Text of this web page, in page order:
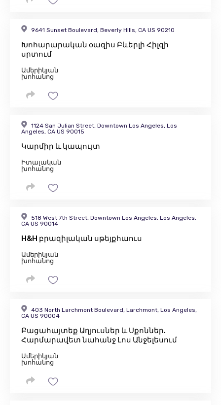
9641 Sunset Boulevard, Beverly Hills, CA US 90210
Խոհարարական օազիս Բևերլի Հիլզի
սրտում
Ամերիկյան
խոհանոց
1124 San Julian Street, Downtown Los Angeles, Los
Angeles, CA US 90015
Կարմիր և կապույտ
Իտալական
խոհանոց
518 West 7th Street, Downtown Los Angeles, Los Angeles,
CA US 90014
H&H բրազիլական սթեյքհաուս
Ամերիկյան
խոհանոց
403 North Larchmont Boulevard, Larchmont, Los Angeles,
CA US 90004
Բացահայտեք Աղյուսներ և Սքոններ.
Հարմարավետ նահանջ Լոս Անջելեսում
Ամերիկյան
խոհանոց